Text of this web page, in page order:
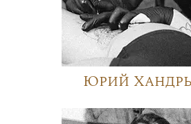
Юрий